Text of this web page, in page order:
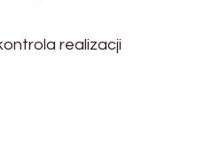
realizacji